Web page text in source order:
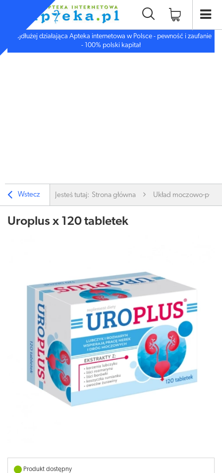
Najdłużej działająca Apteka internetowa w Polsce - pewność i zaufanie
- 100% polski kapitał
Wstecz Jesteś tutaj: Strona główna Układ moczowo-płc.
Uroplus x 120 tabletek
Produkt dostępny